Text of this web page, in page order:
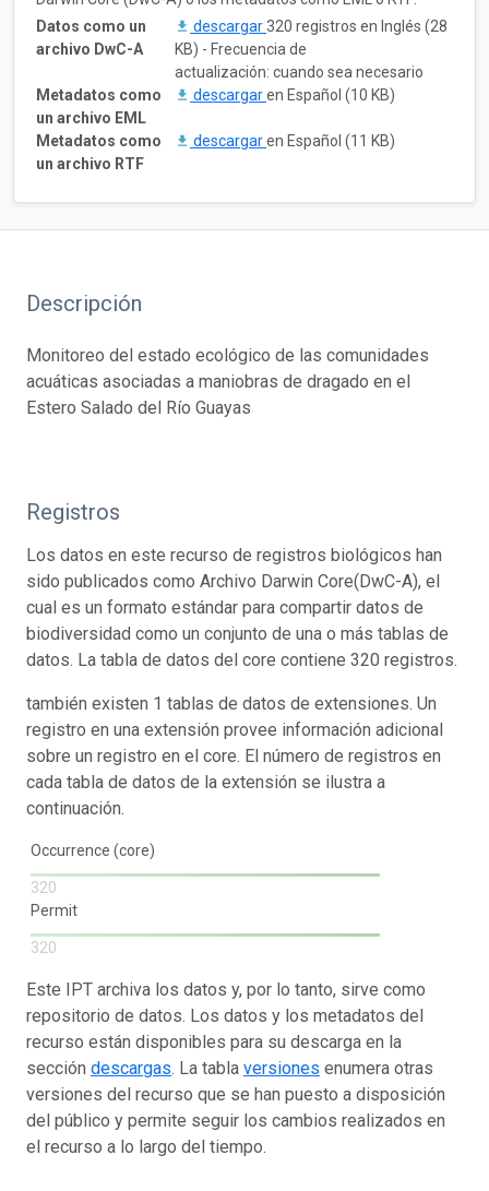
Datos como un
archivo DwC-A
descargar320 registros en Inglés (28
KB) - Frecuencia de
actualización: cuando sea necesario
Metadatos como
un archivo EML
descargaren Español (10 KB)
Metadatos como
un archivo RTF
descargaren Español (11 KB)
Descripción
Monitoreo del estado ecológico de las comunidades
acuáticas asociadas a maniobras de dragado en el
Estero Salado del Río Guayas
Registros
Los datos en este recurso de registros biológicos han
sido publicados como Archivo Darwin Core(DwC-A), el
cual es un formato estándar para compartir datos de
biodiversidad como un conjunto de una o más tablas de
datos. La tabla de datos del core contiene 320 registros.
también existen 1 tablas de datos de extensiones. Un
registro en una extensión provee información adicional
sobre un registro en el core. El número de registros en
cada tabla de datos de la extensión se ilustra a
continuación.
Occurrence (core)
320
Permit
320
Este IPT archiva los datos y, por lo tanto, sirve como
repositorio de datos. Los datos y los metadatos del
recurso están disponibles para su descarga en la
sección descargas. La tabla versiones enumera otras
versiones del recurso que se han puesto a disposición
del público y permite seguir los cambios realizados en
el recurso a lo largo del tiempo.